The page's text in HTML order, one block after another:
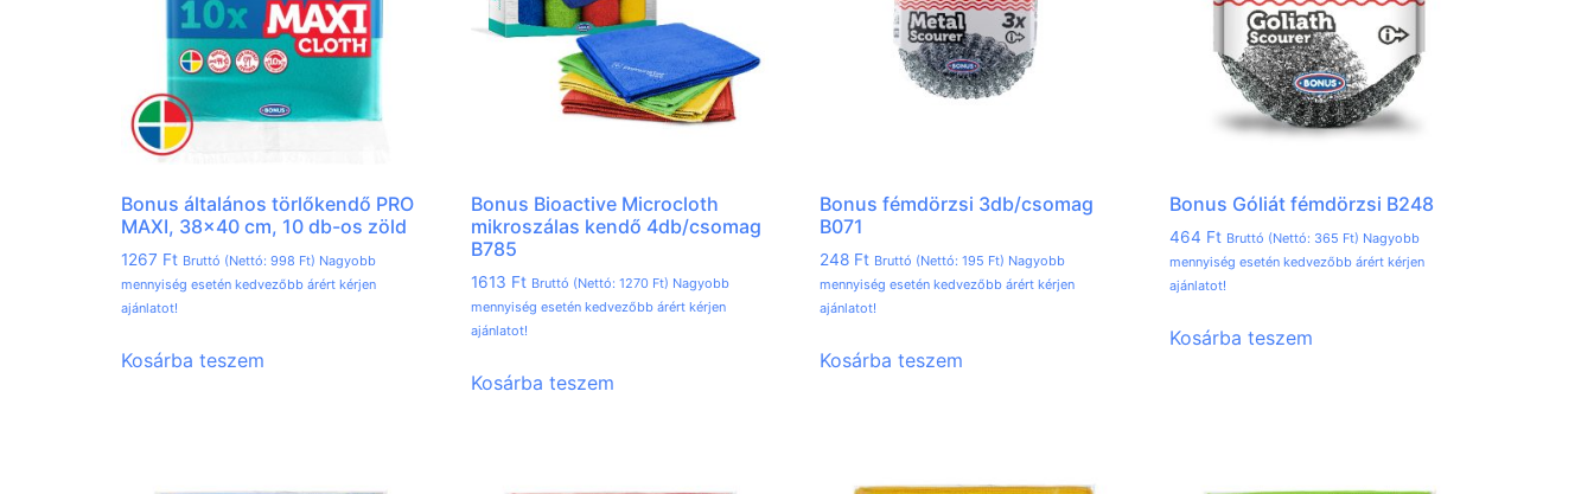
Bonus általános törlőkendő PRO
MAXI, 38×40 cm, 10 db-os zöld
1267 Ft Bruttó (Nettó: 998 Ft) Nagyobb
mennyiség esetén kedvezőbb árért kérjen
ajánlatot!
Kosárba teszem
Bonus Bioactive Microcloth
mikroszálas kendő 4db/csomag
B785
1613 Ft Bruttó (Nettó: 1270 Ft) Nagyobb
mennyiség esetén kedvezőbb árért kérjen
ajánlatot!
Kosárba teszem
Bonus fémdörzsi 3db/csomag
B071
248 Ft Bruttó (Nettó:195 Ft) Nagyobb
mennyiség esetén kedvezőbb árért kérjen
ajánlatot!
Kosárba teszem
Bonus Góliát fémdörzsi B248
464 Ft Bruttó (Nettó: 365 Ft) Nagyobb
mennyiség esetén kedvezőbb árért kérjen
ajánlatot!
Kosárba teszem